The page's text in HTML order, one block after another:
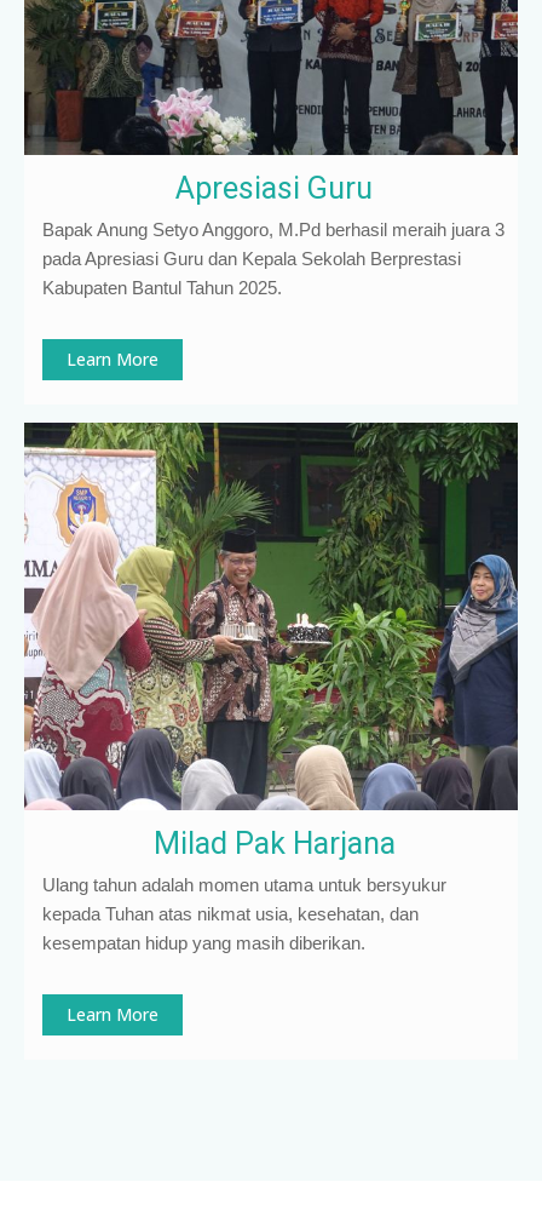
Apresiasi Guru
Bapak Anung Setyo Anggoro, M.Pd berhasil meraih juara 3
pada Apresiasi Guru dan Kepala Sekolah Berprestasi
Kabupaten Bantul Tahun 2025.
Learn More
Milad Pak Harjana
Ulang tahun adalah momen utama untuk bersyukur
kepada Tuhan atas nikmat usia, kesehatan, dan
kesempatan hidup yang masih diberikan.
Learn More